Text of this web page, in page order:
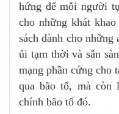
hứng để mỗi người
cho những khát
sách dành cho
ủi tạm thời và sẵn
mạng phần cứng cho
qua bão tố, mà
chính bão tố đó.